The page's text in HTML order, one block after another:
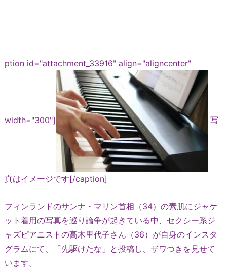
ption id="attachment_33916" align="aligncenter"
width="300"] 写
真はイメージです[/caption]
フィンランドのサンナ・マリン首相（34）の素肌にジャケ
ット着用の写真を巡り論争が起きている中、セクシー系ジ
ャズピアニストの高木里代子さん（36）が自身のインスタ
グラムにて、「先駆けたな」と投稿し、ザワつきを見せて
います。